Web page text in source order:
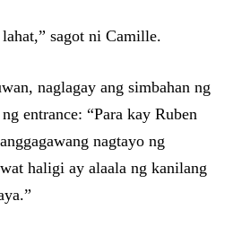
sagot ni Camille.
naglagay ang simbahan ng
entrance: “Para kay Ruben
nagtayo ng
haligi ay alaala ng kanilang